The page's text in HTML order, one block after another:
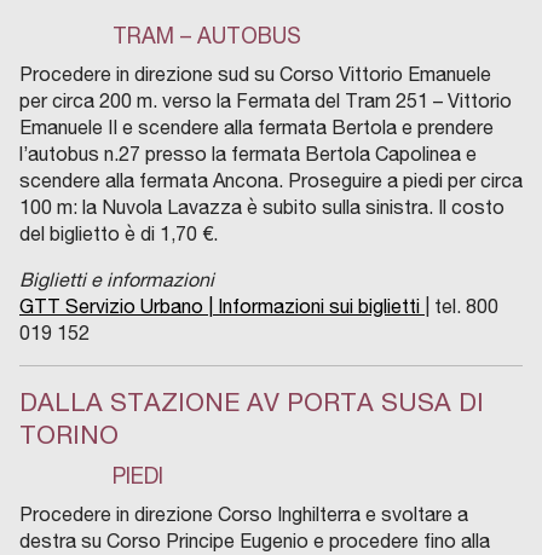
TRAM – AUTOBUS
Procedere in direzione sud su Corso Vittorio Emanuele
per circa 200 m. verso la Fermata del Tram 251 – Vittorio
Emanuele II e scendere alla fermata Bertola e prendere
l’autobus n.27 presso la fermata Bertola Capolinea e
scendere alla fermata Ancona. Proseguire a piedi per circa
100 m: la Nuvola Lavazza è subito sulla sinistra. Il costo
del biglietto è di 1,70 €.
Biglietti e informazioni
GTT Servizio Urbano | Informazioni sui biglietti
tel. 800
019 152
DALLA STAZIONE AV PORTA SUSA DI
TORINO
PIEDI
Procedere in direzione Corso Inghilterra e svoltare a
destra su Corso Principe Eugenio e procedere fino alla